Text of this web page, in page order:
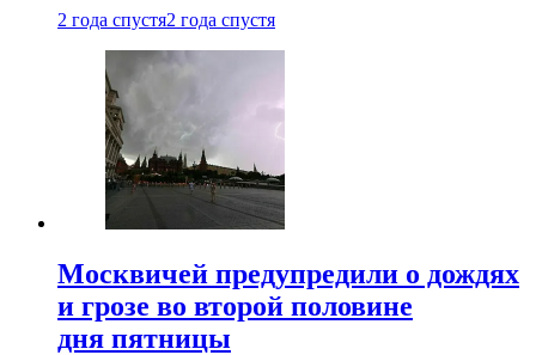
2 года спустя2 года спустя
Москвичей предупредили о дождях
и грозе во второй половине
дня пятницы